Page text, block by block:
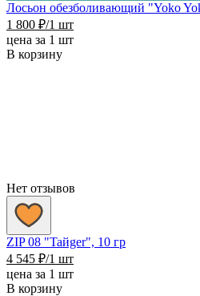
Лосьон обезболивающий "Yoko
1 800 ₽/1 шт
цена за 1 шт
В корзину
Нет отзывов
ZIP 08 "Taйger", 10 гр
4 545 ₽/1 шт
цена за 1 шт
В корзину